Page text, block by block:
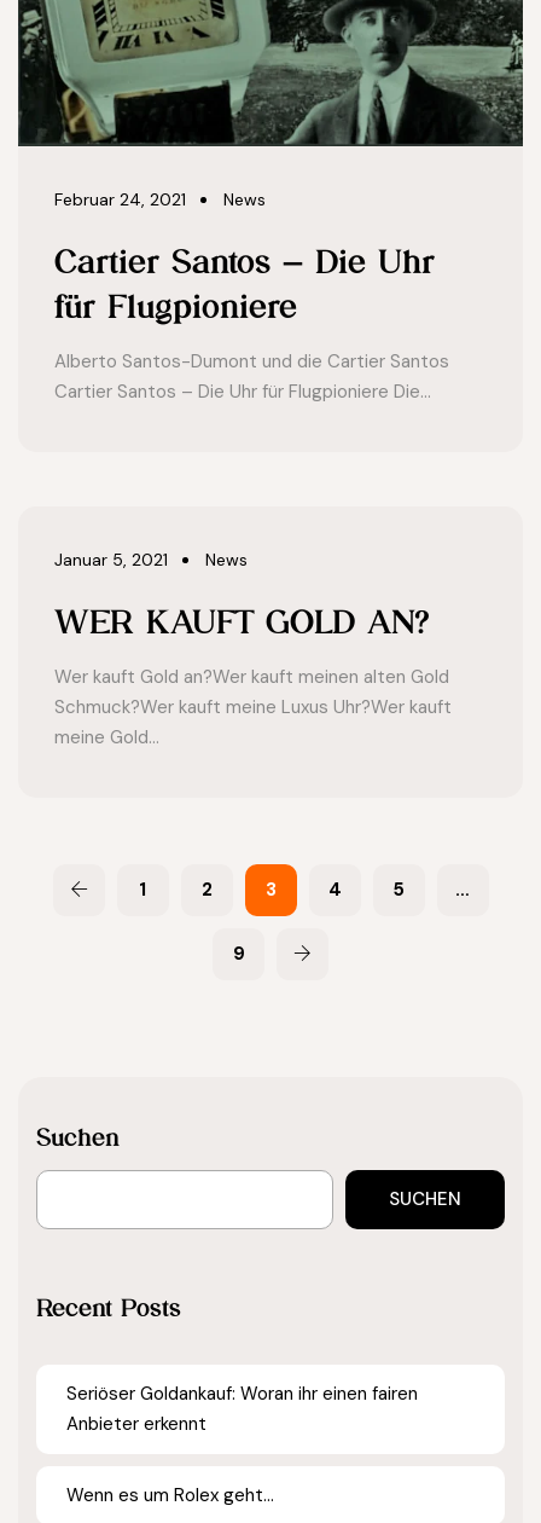
Februar 24, 2021 News
Cartier Santos – Die Uhr
für Flugpioniere
Alberto Santos-Dumont und die Cartier Santos
Cartier Santos – Die Uhr für Flugpioniere Die...
Januar 5, 2021 News
WER KAUFT GOLD AN?
Wer kauft Gold an?Wer kauft meinen alten Gold
Schmuck?Wer kauft meine Luxus Uhr?Wer kauft
meine Gold...
1 2 3 4 5 …
9
Suchen
SUCHEN
Recent Posts
Seriöser Goldankauf: Woran ihr einen fairen
Anbieter erkennt
Wenn es um Rolex geht…